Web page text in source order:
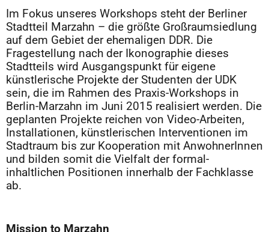
Im Fokus unseres Workshops steht der Berliner
Stadtteil Marzahn – die größte Großraumsiedlung
auf dem Gebiet der ehemaligen DDR. Die
Fragestellung nach der Ikonographie dieses
Stadtteils wird Ausgangspunkt für eigene
künstlerische Projekte der Studenten der UDK
sein, die im Rahmen des Praxis-Workshops in
Berlin-Marzahn im Juni 2015 realisiert werden. Die
geplanten Projekte reichen von Video-Arbeiten,
Installationen, künstlerischen Interventionen im
Stadtraum bis zur Kooperation mit AnwohnerInnen
und bilden somit die Vielfalt der formal-
inhaltlichen Positionen innerhalb der Fachklasse
ab.
Mission to Marzahn